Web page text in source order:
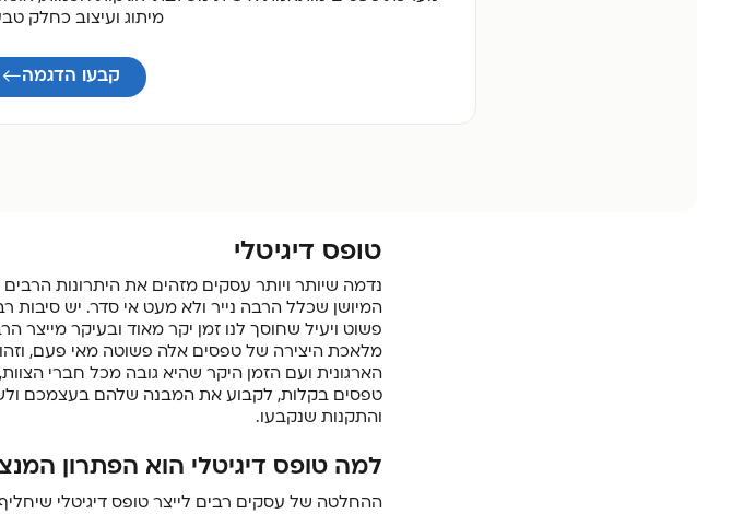
מיתוג ועיצוב כחלק
קבעו הדגמה
טופס דיגיטלי
נדמה שיותר ויותר עסקים מזהים את היתרונות
המיושן שכלל הרבה נייר ולא מעט אי סדר. יש סיבות
מלאכת היצירה של טפסים אלה פשוטה מאי פעם,
הארגונית ועם הזמן היקר שהיא גובה מכל חברי
טפסים בקלות, לקבוע את המבנה שלהם בעצמכם
והתקנות שנקבעו.
למה טופס דיגיטלי הוא הפתרון
ההחלטה של עסקים רבים לייצר טופס דיגיטלי